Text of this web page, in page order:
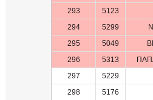
293
5123
294
5299
295
5049
296
5313
297
5229
298
5176